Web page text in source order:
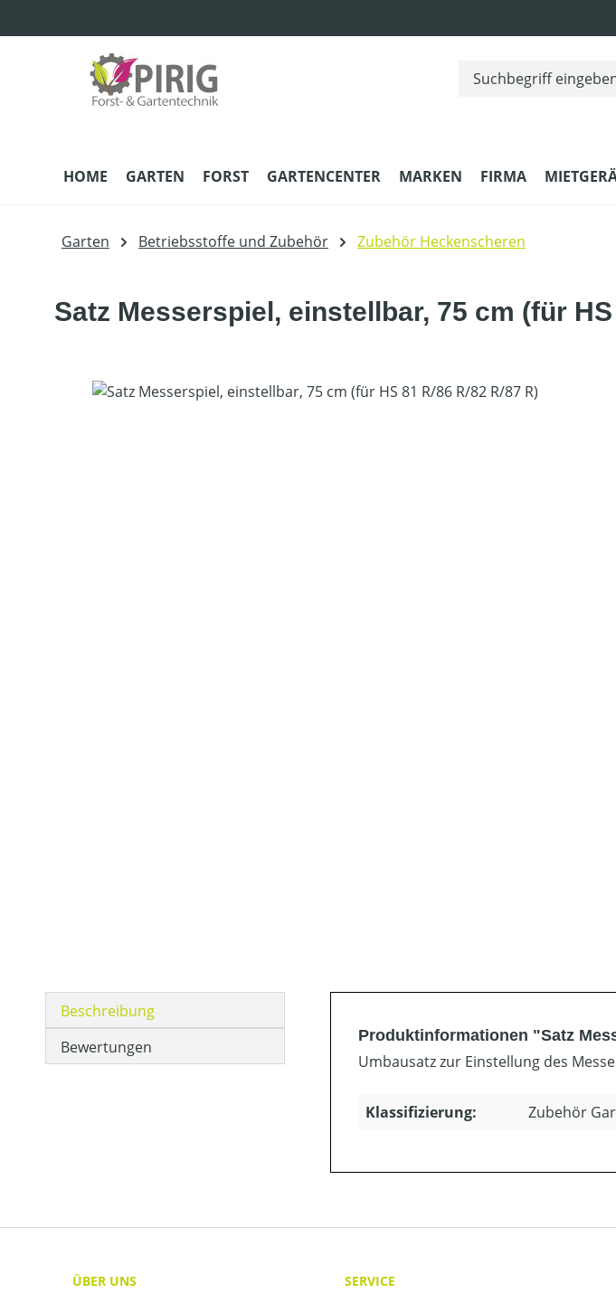
HOME GARTEN FORST GARTENCENTER MARKEN FIRMA
Garten Betriebsstoffe und Zubehör Zubehör Heckenscheren
Satz Messerspiel, einstellbar, 75 cm (für HS
Bildergalerie überspringen
Beschreibung
Bewertungen
Produktinformationen "Satz
Umbausatz zur Einstellung des
Klassifizierung: Zubehör
ÜBER UNS
SERVICE